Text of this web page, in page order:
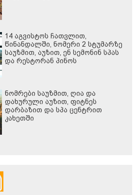
14 აგვისტოს ჩათვლით,
წინანდალში, ნომერი 2 სტუმარზე
საუზმით, აუზით, ენ სემონინ სპას
და რესტორან პინოს
ნომრები საუზმით, ღია და
დახურული აუზით, ფიტნეს
დარბაზით და სპა ცენტრით
კახეთში